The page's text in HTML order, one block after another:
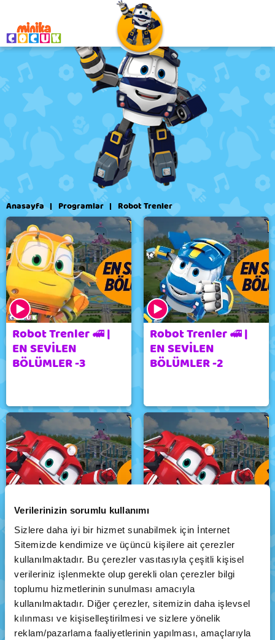
Verilerinizin sorumlu kullanımı
Sizlere daha iyi bir hizmet sunabilmek için İnternet
Sitemizde kendimize ve üçüncü kişilere ait çerezler
kullanılmaktadır. Bu çerezler vasıtasıyla çeşitli kişisel
verileriniz işlenmekte olup gerekli olan çerezler bilgi
toplumu hizmetlerinin sunulması amacıyla
kullanılmaktadır. Diğer çerezler, sitemizin daha işlevsel
kılınması ve kişiselleştirilmesi ve sizlere yönelik
reklam/pazarlama faaliyetlerinin yapılması, amaçlarıyla
Robot Trenler
Anasayfa Programlar Robot Trenler
Robot Trenler 🚅 |
EN SEVİLEN
BÖLÜMLER -3
Robot Trenler 🚅 |
EN SEVİLEN
BÖLÜMLER -2
Robot Trenler 🚅 |
EN SEVİLEN
BÖLÜMLER
Robot Trenler 🚅 |
İKİ BÖLÜM BİR
ARADA -6